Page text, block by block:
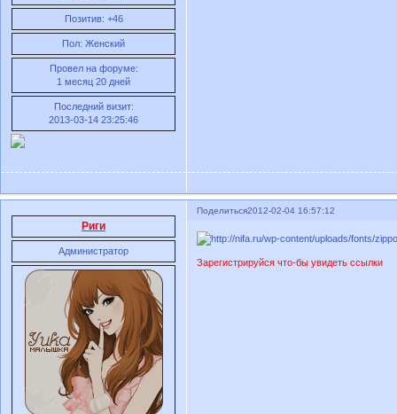
Позитив: +46
Пол: Женский
Провел на форуме:
1 месяц 20 дней
Последний визит:
2013-03-14 23:25:46
Поделиться2012-02-04 16:57:12
Риги
Администратор
Зарегистрируйся что-бы увидеть ссылки